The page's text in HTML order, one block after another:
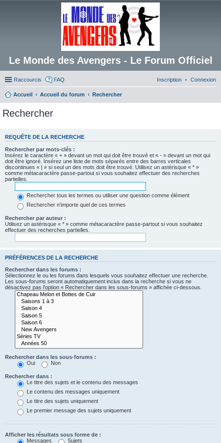
Le Monde des Avengers - Le Forum Officiel
Raccourcis FAQ Connexion
Inscription
Accueil Accueil du forum Rechercher
Rechercher
REQUÊTE DE LA RECHERCHE
Rechercher par mots-clés :
Insérez le caractère « + » devant un mot qui doit être trouvé et « - » devant un mot qui
doit être ignoré. Insérez une liste de mots séparés entre des barres verticales
discontinues « | » si seul un des mots doit être trouvé. Utilisez un astérisque « * »
comme métacaractère passe-partout si vous souhaitez effectuer des recherches
partielles.
Rechercher tous les termes ou utiliser une question comme élément
Rechercher n’importe quel de ces termes
Rechercher par auteur :
Utilisez un astérisque « * » comme métacaractère passe-partout si vous souhaitez
effectuer des recherches partielles.
PRÉFÉRENCES DE LA RECHERCHE
Rechercher dans les forums :
Sélectionnez le ou les forums dans lesquels vous souhaitez effectuer une recherche.
Les sous-forums seront automatiquement inclus dans la recherche si vous ne
désactivez pas l’option « Rechercher dans les sous-forums » affichée ci-dessous.
Rechercher dans les sous-forums :
Oui
Non
Rechercher dans :
Le titre des sujets et le contenu des messages
Le contenu des messages uniquement
Le titre des sujets uniquement
Le premier message des sujets uniquement
Afficher les résultats sous forme de :
Messages
Sujets